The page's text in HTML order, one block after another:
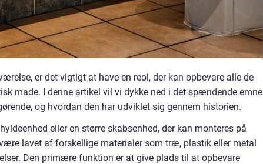
er det vigtigt at have en reol, der kan opbevare alle de
måde. I denne artikel vil vi dykke ned i det spændende emne
og hvordan den har udviklet sig gennem historien.
eller en større skabsenhed, der kan monteres på
lavet af forskellige materialer som træ, plastik eller metal
Den primære funktion er at give plads til at opbevare